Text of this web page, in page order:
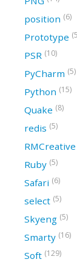
position (6)
Prototype
PSR (10)
PyCharm (5)
Python (15)
Quake (8)
redis (5)
RMCreative
Ruby (5)
Safari (6)
select (5)
Skyeng (5)
Smarty (16)
Soft (129)